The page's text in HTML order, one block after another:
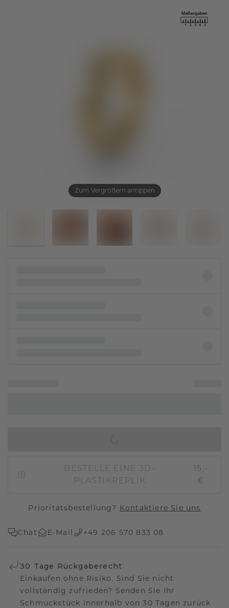
Zum Vergrößern antippen
BESTELLE EINE 3D-
PLASTIKREPLIK
15,-
€
Prioritätsbestellung? Kontaktiere Sie uns
Chat E-Mail +49 206 570 833 08
30 Tage Rückgaberecht
Einkaufen ohne Risiko. Sind Sie nicht
vollständig zufrieden? Senden Sie Ihr
Schmuckstück innerhalb von 30 Tagen zurück